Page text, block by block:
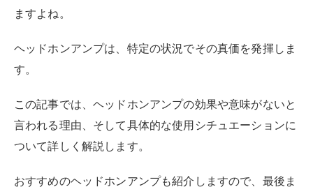
ますよね。
ヘッドホンアンプは、特定の状況でその真価を発揮しま
す。
この記事では、ヘッドホンアンプの効果や意味がないと
言われる理由、そして具体的な使用シチュエーションに
ついて詳しく解説します。
おすすめのヘッドホンアンプも紹介しますので、最後ま